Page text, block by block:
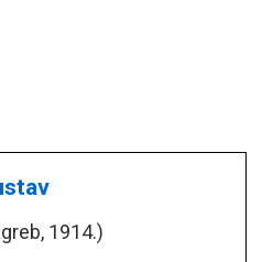
1914.)